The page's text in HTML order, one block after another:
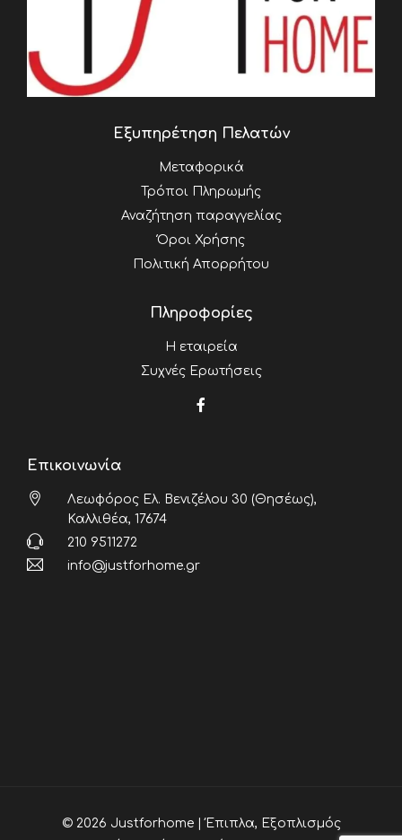
Εξυπηρέτηση Πελατών
Μεταφορικά
Τρόποι Πληρωμής
Αναζήτηση παραγγελίας
Όροι Χρήσης
Πολιτική Απορρήτου
Πληροφορίες
Η εταιρεία
Συχνές Ερωτήσεις
Επικοινωνία
Λεωφόρος Ελ. Βενιζέλου 30 (Θησέως),
Καλλιθέα, 17674
210 9511272
info@justforhome.gr
© 2026 Justforhome | Έπιπλα, Εξοπλισμός